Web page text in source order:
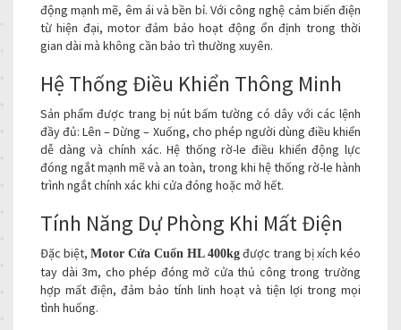
động mạnh mẽ, êm ái và bền bỉ. Với công nghệ cảm biến điện
từ hiện đại, motor đảm bảo hoạt động ổn định trong thời
gian dài mà không cần bảo trì thường xuyên.
Hệ Thống Điều Khiển Thông Minh
Sản phẩm được trang bị nút bấm tường có dây với các lệnh
đầy đủ: Lên – Dừng – Xuống, cho phép người dùng điều khiển
dễ dàng và chính xác. Hệ thống rờ-le điều khiển động lực
đóng ngắt mạnh mẽ và an toàn, trong khi hệ thống rờ-le hành
trình ngắt chính xác khi cửa đóng hoặc mở hết.
Tính Năng Dự Phòng Khi Mất Điện
Đặc biệt, Motor Cửa Cuốn HL 400kg được trang bị xích kéo
tay dài 3m, cho phép đóng mở cửa thủ công trong trường
hợp mất điện, đảm bảo tính linh hoạt và tiện lợi trong mọi
tình huống.